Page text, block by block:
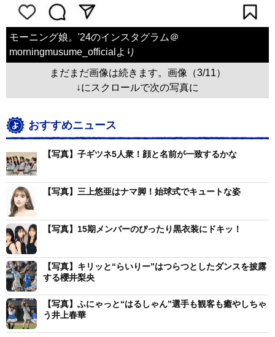
モーニング娘。'24のインスタグラム＠
morningmusume_officialより
まだまだ画像は続きます。画像（3/11）
↓にスクロールで次の写真に
おすすめニュース
【写真】子ギツネ5人衆！顔と名前が一致するかな
【写真】三上悠亜はナマ脚！始球式でキュートな姿
【写真】15期メンバーのぴったり黒衣装にドキッ！
【写真】キリッと“らいりー”はつらつとしたダンスを披露
する櫻井梨央
【写真】ふにゃっと“はるしゃん”選手も観客も癒やしちゃ
う井上春華